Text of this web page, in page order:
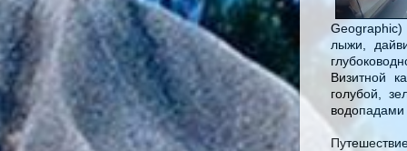
Geographic)
лыжи,
Визитной
голубой,
водопадами